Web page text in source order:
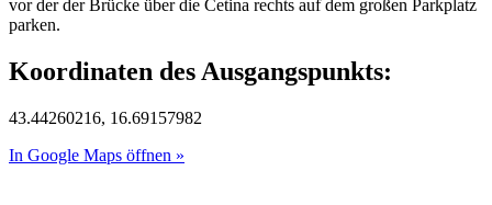
vor der der Brücke über die Cetina rechts auf dem großen Parkplatz
parken.
Koordinaten des Ausgangspunkts:
43.44260216, 16.69157982
In Google Maps öffnen »